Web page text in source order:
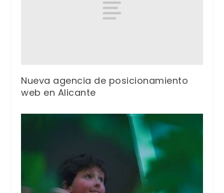
Nueva agencia de posicionamiento
web en Alicante